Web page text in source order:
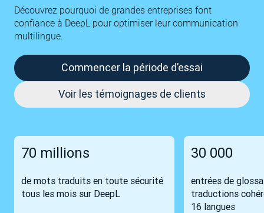
Découvrez pourquoi de grandes entreprises font
confiance à DeepL pour optimiser leur communication
multilingue.
Commencer la période d’essai
Voir les témoignages de clients
70 millions
de mots traduits en toute sécurité
tous les mois sur DeepL
30 000
entrées de
traductions
16 langues